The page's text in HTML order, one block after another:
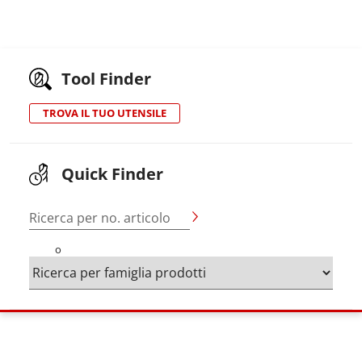
Tool Finder
TROVA IL TUO UTENSILE
Quick Finder
Ricerca per no. articolo
o